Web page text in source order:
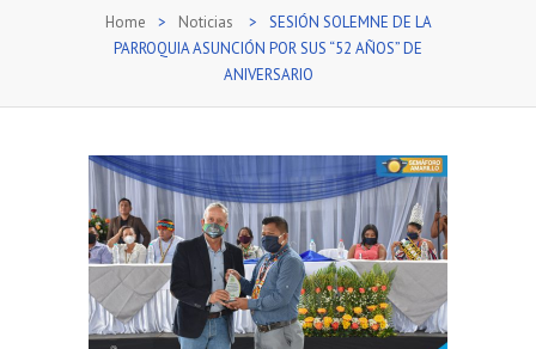
Adjudicación bienes
inmuebles(19)
Reglamentos(16)
Resoluciones(74)
Resoluciones Concejo
(36)
Resoluciones Municipales
(38)
Silla Vacía(178)
Home > Noticias >
SESIÓN SOLEMNE DE LA
PARROQUIA ASUNCIÓN POR SUS “52 AÑOS” DE
ANIVERSARIO